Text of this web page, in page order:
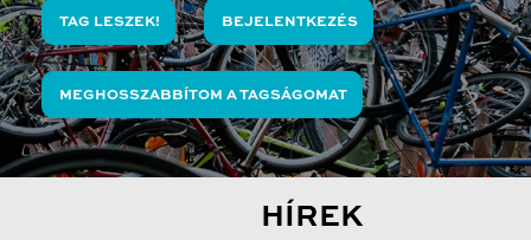
TAG LESZEK! BEJELENTKEZÉS
MEGHOSSZABBÍTOM A TAGSÁGOMAT
HÍREK